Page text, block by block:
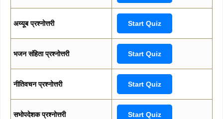
अय्यूब प्रश्नोत्तरी Start Quiz
भजन संहिता प्रश्नोत्तरी Start Quiz
नीतिवचन प्रश्नोत्तरी Start Quiz
सभोपदेशक प्रश्नोत्तरी Start Quiz